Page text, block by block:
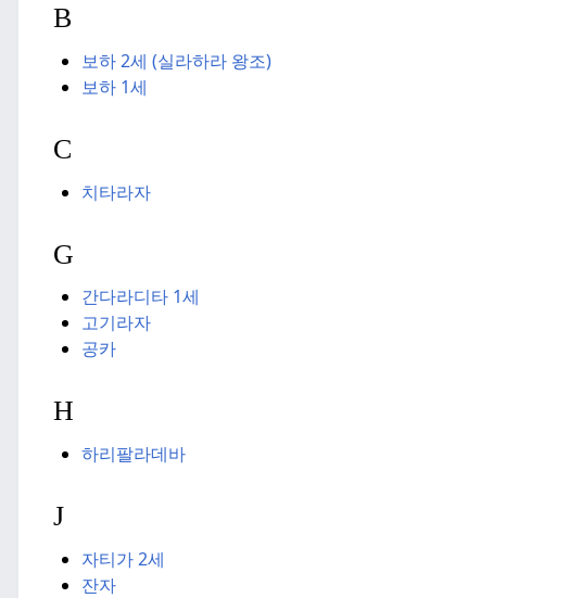
B
보하 2세 (실라하라 왕조)
보하 1세
C
치타라자
G
간다라디타 1세
고기라자
공카
H
하리팔라데바
J
자티가 2세
잔자